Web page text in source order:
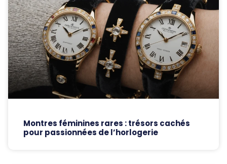
Montres féminines rares : trésors cachés
pour passionnées de l’horlogerie